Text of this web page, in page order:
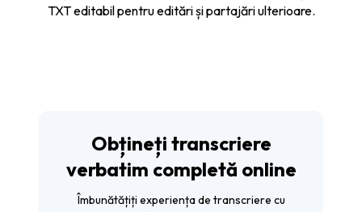
TXT editabil pentru editări și partajări ulterioare.
Obțineți transcriere
verbatim completă online
Îmbunătățiți experiența de transcriere cu